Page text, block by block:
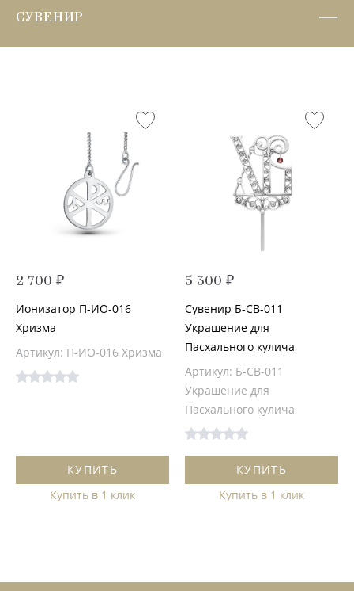
СУВЕНИР
2 700 ₽
Ионизатор П-ИО-016
Хризма
Артикул: П-ИО-016 Хризма
КУПИТЬ
Купить в 1 клик
5 300 ₽
Сувенир Б-СВ-011
Украшение для
Пасхального кулича
Артикул: Б-СВ-011
Украшение для
Пасхального кулича
КУПИТЬ
Купить в 1 клик